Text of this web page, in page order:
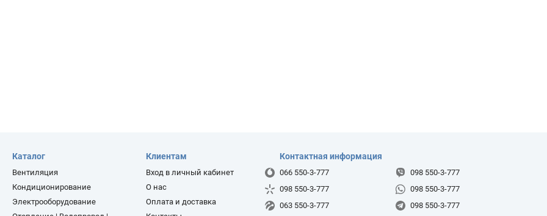
Каталог
Вентиляция
Кондиционирование
Электрооборудование
Клиентам
Вход в личный кабинет
О нас
Оплата и доставка
Контактная информация
066 550-3-777
098 550-3-777
063 550-3-777
098 550-3-777
098 550-3-777
098 550-3-777